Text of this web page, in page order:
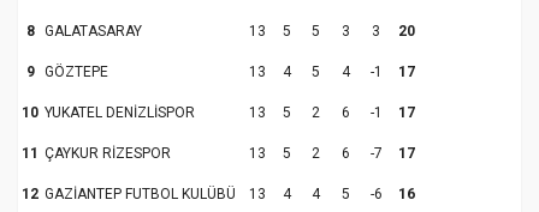
8 GALATASARAY 13 5 5 3 3 20
9 GÖZTEPE 13 4 5 4 -1 17
10 YUKATEL DENİZLİSPOR 13 5 2 6 -1 17
11 ÇAYKUR RİZESPOR 13 5 2 6 -7 17
12 GAZİANTEP FUTBOL KULÜBÜ 13 4 4 5 -6 16